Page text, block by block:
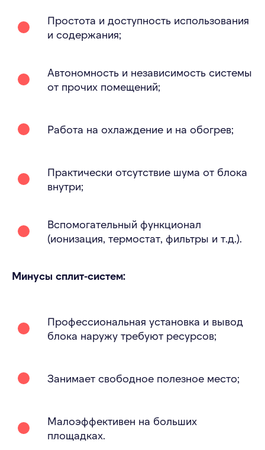
Простота и доступность использования
и содержания;
Автономность и независимость системы
от прочих помещений;
Работа на охлаждение и на обогрев;
Практически отсутствие шума от блока
внутри;
Вспомогательный функционал
(ионизация, термостат, фильтры и т.д.).
Минусы сплит-систем:
Профессиональная установка и вывод
блока наружу требуют ресурсов;
Занимает свободное полезное место;
Малоэффективен на больших
площадках.